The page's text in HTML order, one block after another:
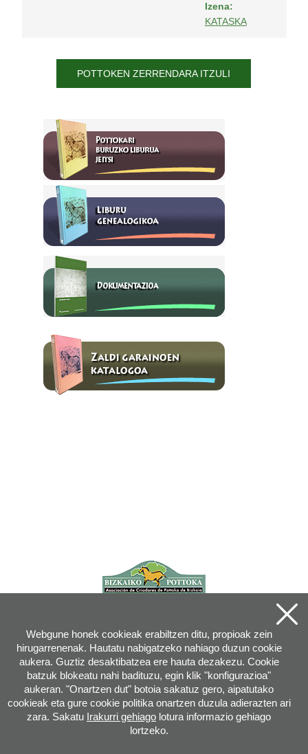
Izena:
KATASKA
POTTOKEN ZERRENDARA ITZULI
Webgune honek cookieak erabiltzen ditu, propioak zein
hirugarrenenak. Hautatu nabigatzeko nahiago duzun cookie
aukera. Guztiz desaktibatzea ere hauta dezakezu. Cookie
batzuk blokeatu nahi badituzu, egin klik "konfigurazioa"
aukeran. "Onartzen dut" botoia sakatuz gero, aipatutako
cookieak eta gure cookie politika onartzen duzula adierazten ari
zara. Sakatu Irakurri gehiago lotura informazio gehiago
lortzeko.